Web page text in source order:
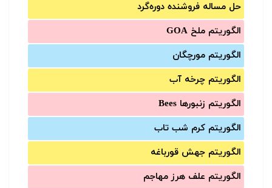
حل مساله فروشنده دوره‌گرد
الگوریتم ملخ GOA
الگوریتم مورچگان
الگوریتم چرخه آب
الگوریتم زنبورها Bees
الگوریتم کرم شب تاب
الگوریتم جهش قورباغه
الگوریتم علف هرز مهاجم